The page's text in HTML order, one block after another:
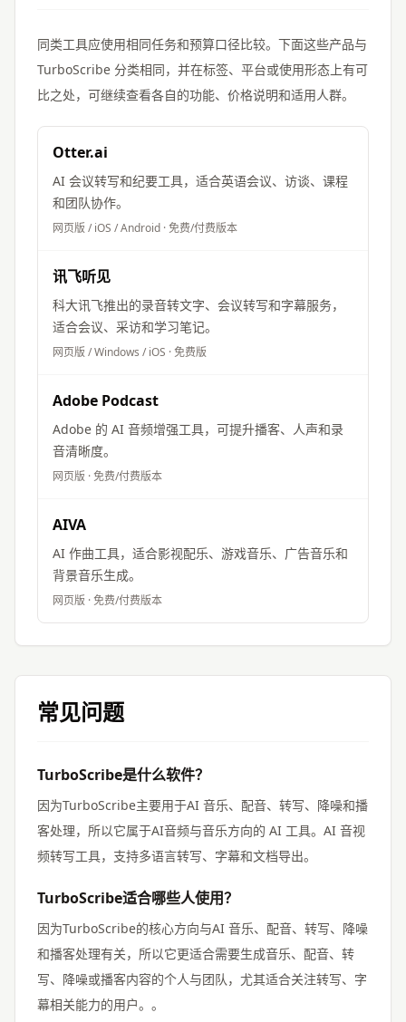
同类工具应使用相同任务和预算口径比较。下面这些产品与
TurboScribe 分类相同，并在标签、平台或使用形态上有可
比之处，可继续查看各自的功能、价格说明和适用人群。
Otter.ai
AI 会议转写和纪要工具，适合英语会议、访谈、课程
和团队协作。
网页版 / iOS / Android ·免费/付费版本
讯飞听见
科大讯飞推出的录音转文字、会议转写和字幕服务，
适合会议、采访和学习笔记。
网页版 / Windows / iOS ·免费版
Adobe Podcast
Adobe 的 AI 音频增强工具，可提升播客、人声和录
音清晰度。
网页版 ·免费/付费版本
AIVA
AI 作曲工具，适合影视配乐、游戏音乐、广告音乐和
背景音乐生成。
网页版 ·免费/付费版本
常见问题
TurboScribe是什么软件？
因为TurboScribe主要用于AI 音乐、配音、转写、降噪和播
客处理，所以它属于AI音频与音乐方向的 AI 工具。AI 音视
频转写工具，支持多语言转写、字幕和文档导出。
TurboScribe适合哪些人使用？
因为TurboScribe的核心方向与AI 音乐、配音、转写、降噪
和播客处理有关，所以它更适合需要生成音乐、配音、转
写、降噪或播客内容的个人与团队，尤其适合关注转写、字
幕相关能力的用户。。